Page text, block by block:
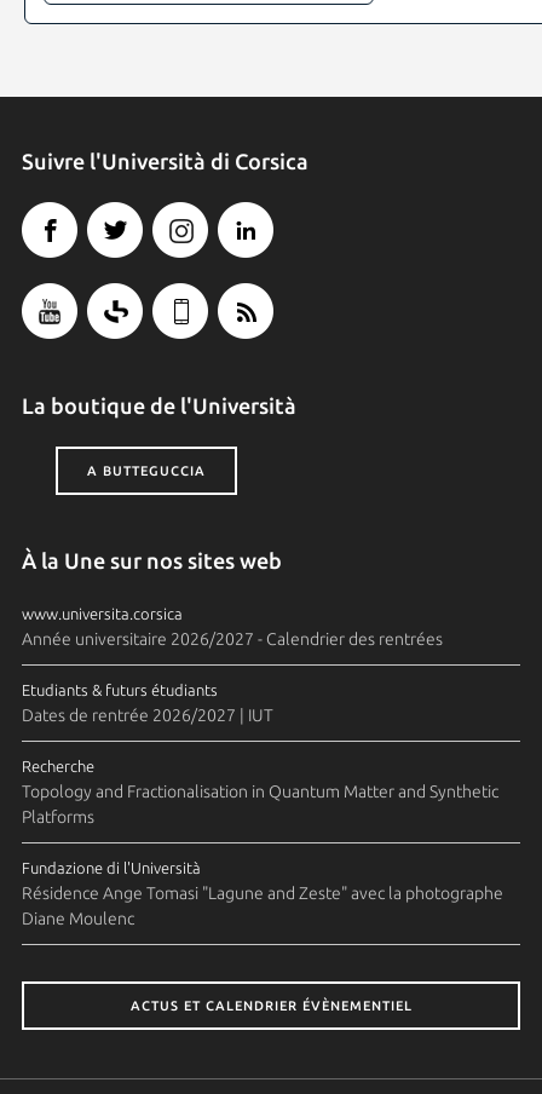
Suivre l'Università di Corsica
La boutique de l'Università
A BUTTEGUCCIA
À la Une sur nos sites web
www.universita.corsica
Année universitaire 2026/2027 - Calendrier des rentrées
Etudiants & futurs étudiants
Dates de rentrée 2026/2027 | IUT
Recherche
Topology and Fractionalisation in Quantum Matter and Synthetic
Platforms
Fundazione di l'Università
Résidence Ange Tomasi "Lagune and Zeste" avec la photographe
Diane Moulenc
ACTUS ET CALENDRIER ÉVÈNEMENTIEL